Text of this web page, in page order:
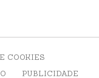
COOKIES
PUBLICIDADE